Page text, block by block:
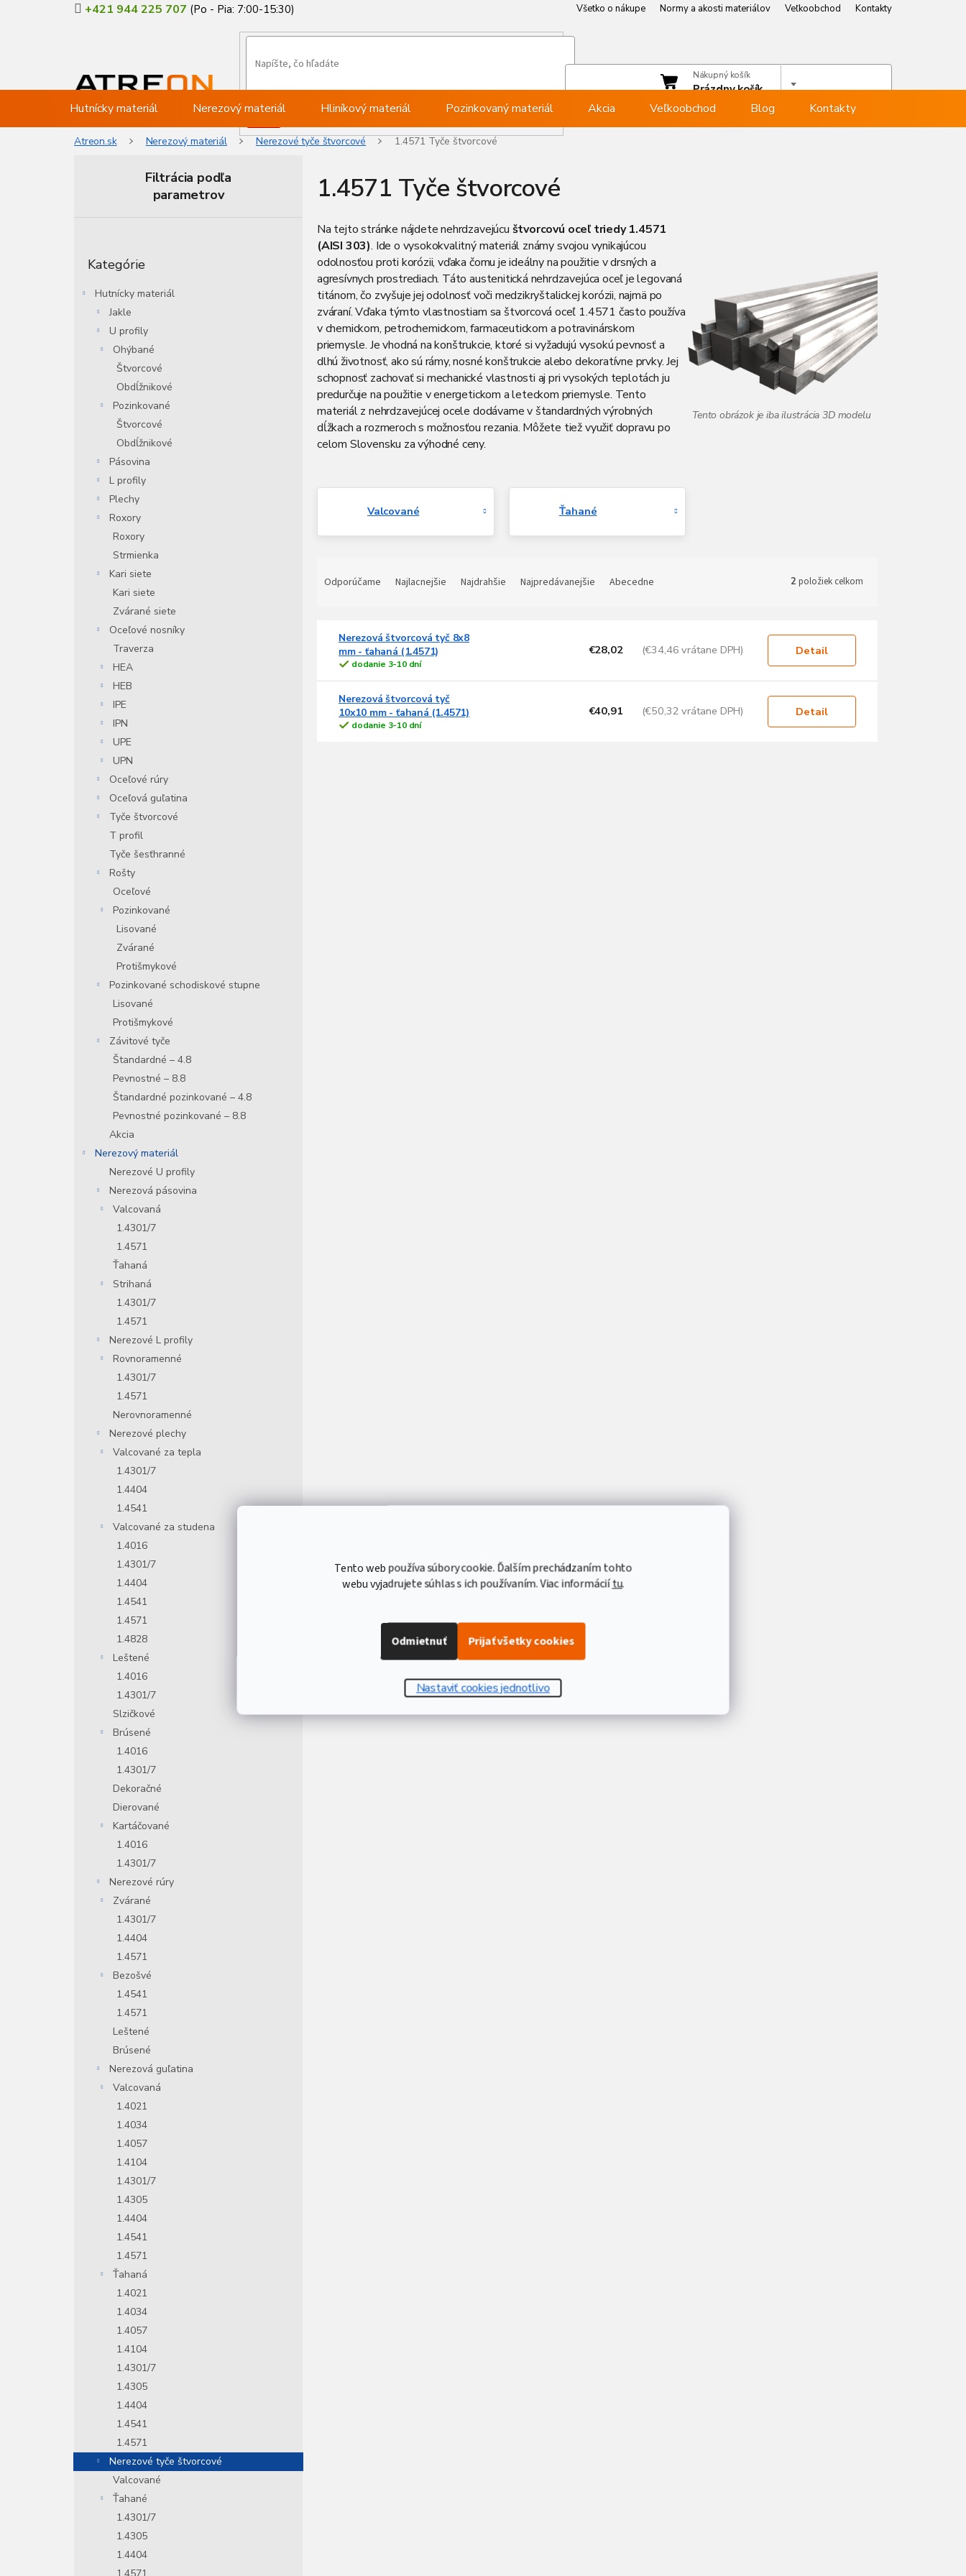
Tento web používa súbory cookie. Ďalším prechádzaním tohto
webu vyjadrujete súhlas s ich používaním. Viac informáciítu.
Nastaviť cookies jednotlivo
Odmietnuť Prijať všetky cookies
+421 944 225 707 Všetko o nákupe Normy a akosti materiálov Veľkoobchod
Kontakty
Prihlásiť sa
Nákupný košík
Prázdny košík
Hutnícky materiál Nerezový materiál Hliníkový materiál Pozinkovaný materiál Akcia Veľkoobchod Blog Kontakty
Atreon.sk Nerezový materiál Nerezové tyče štvorcové 1.4571 Tyče štvorcové
Filtrácia podľa
parametrov
kategórie
Kategórie
Hutnícky materiál
Jakle
U profily
Ohýbané
Štvorcové
Obdĺžnikové
Pozinkované
Štvorcové
Obdĺžnikové
Pásovina
L profily
Plechy
Roxory
Roxory
Strmienka
Kari siete
Kari siete
Zvárané siete
Oceľové nosníky
Traverza
HEA
HEB
IPE
IPN
UPE
UPN
Oceľové rúry
Oceľová guľatina
Tyče štvorcové
T profil
Tyče šesťhranné
Rošty
Oceľové
Pozinkované
Lisované
Zvárané
Protišmykové
Pozinkované schodiskové stupne
Lisované
Protišmykové
Závitové tyče
Štandardné – 4.8
Pevnostné – 8.8
Štandardné pozinkované – 4.8
Pevnostné pozinkované – 8.8
Akcia
Nerezový materiál
Nerezové U profily
Nerezová pásovina
Valcovaná
1.4301/7
1.4571
Ťahaná
Strihaná
1.4301/7
1.4571
Nerezové L profily
Rovnoramenné
1.4301/7
1.4571
Nerovnoramenné
Nerezové plechy
Valcované za tepla
1.4301/7
1.4404
1.4541
Valcované za studena
1.4016
1.4301/7
1.4404
1.4541
1.4571
1.4828
Leštené
1.4016
1.4301/7
Slzičkové
Brúsené
1.4016
1.4301/7
Dekoračné
Dierované
Kartáčované
1.4016
1.4301/7
Nerezové rúry
Zvárané
1.4301/7
1.4404
1.4571
Bezošvé
1.4541
1.4571
Leštené
Brúsené
Nerezová guľatina
Valcovaná
1.4021
1.4034
1.4057
1.4104
1.4301/7
1.4305
1.4404
1.4541
1.4571
Ťahaná
1.4021
1.4034
1.4057
1.4104
1.4301/7
1.4305
1.4404
1.4541
1.4571
Nerezové tyče štvorcové
Valcované
Ťahané
1.4301/7
1.4305
1.4404
1.4571 Tyče štvorcové
Na tejto stránke nájdete nehrdzavejúcu štvorcovú oceľ triedy 1.4571
(AISI 303). Ide o vysokokvalitný materiál známy svojou vynikajúcou
odolnosťou proti korózii, vďaka čomu je ideálny na použitie v drsných a
agresívnych prostrediach. Táto austenitická nehrdzavejúca oceľ je legovaná
titánom, čo zvyšuje jej odolnosť voči medzikryštalickej korózii, najmä po
zváraní. Vďaka týmto vlastnostiam sa štvorcová oceľ 1.4571 často používa
v chemickom, petrochemickom, farmaceutickom a potravinárskom
priemysle. Je vhodná na konštrukcie, ktoré si vyžadujú vysokú pevnosť a
dlhú životnosť, ako sú rámy, nosné konštrukcie alebo dekoratívne prvky. Jej
schopnosť zachovať si mechanické vlastnosti aj pri vysokých teplotách ju
predurčuje na použitie v energetickom a leteckom priemysle. Tento
materiál z nehrdzavejúcej ocele dodávame v štandardných výrobných
dĺžkach a rozmeroch s možnosťou rezania. Môžete tiež využiť dopravu po
celom Slovensku za výhodné ceny.
Valcované Ťahané
Odporúčame Najlacnejšie Najdrahšie Najpredávanejšie Abecedne 2 položiek celkom
Nerezová štvorcová tyč 8x8
mm - ťahaná (1.4571)
dodanie 3-10 dní
€28,02 (€34,46 vrátane DPH) Detail
Nerezová štvorcová tyč
10x10 mm - ťahaná (1.4571)
dodanie 3-10 dní
€40,91 (€50,32 vrátane DPH) Detail